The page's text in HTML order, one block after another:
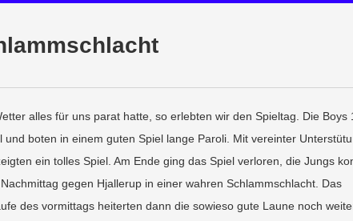
alles für uns parat hatte, so erlebten wir den Spieltag. Die Boys
boten in einem guten Spiel lange Paroli. Mit vereinter
ein tolles Spiel. Am Ende ging das Spiel verloren, die Jungs
gegen Hjallerup in einer wahren Schlammschlacht. Das
des vormittags heiterten dann die sowieso gute Laune noch